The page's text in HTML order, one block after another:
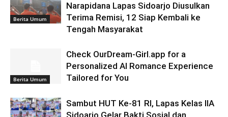
Berita Umum
Narapidana Lapas Sidoarjo Diusulkan
Terima Remisi, 12 Siap Kembali ke
Tengah Masyarakat
Berita Umum
Check OurDream-Girl.app for a
Personalized AI Romance Experience
Tailored for You
Sambut HUT Ke-81 RI, Lapas Kelas IIA
Sidoarjo Gelar Bakti Sosial dan